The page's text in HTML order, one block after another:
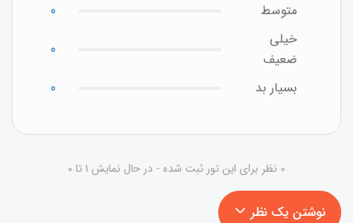
متوسط
0
خیلی
ضعیف
0
بسیار بد
0
0 نظر برای این تور ثبت شده - در حال نمایش 1 تا 0
نوشتن یک نظر